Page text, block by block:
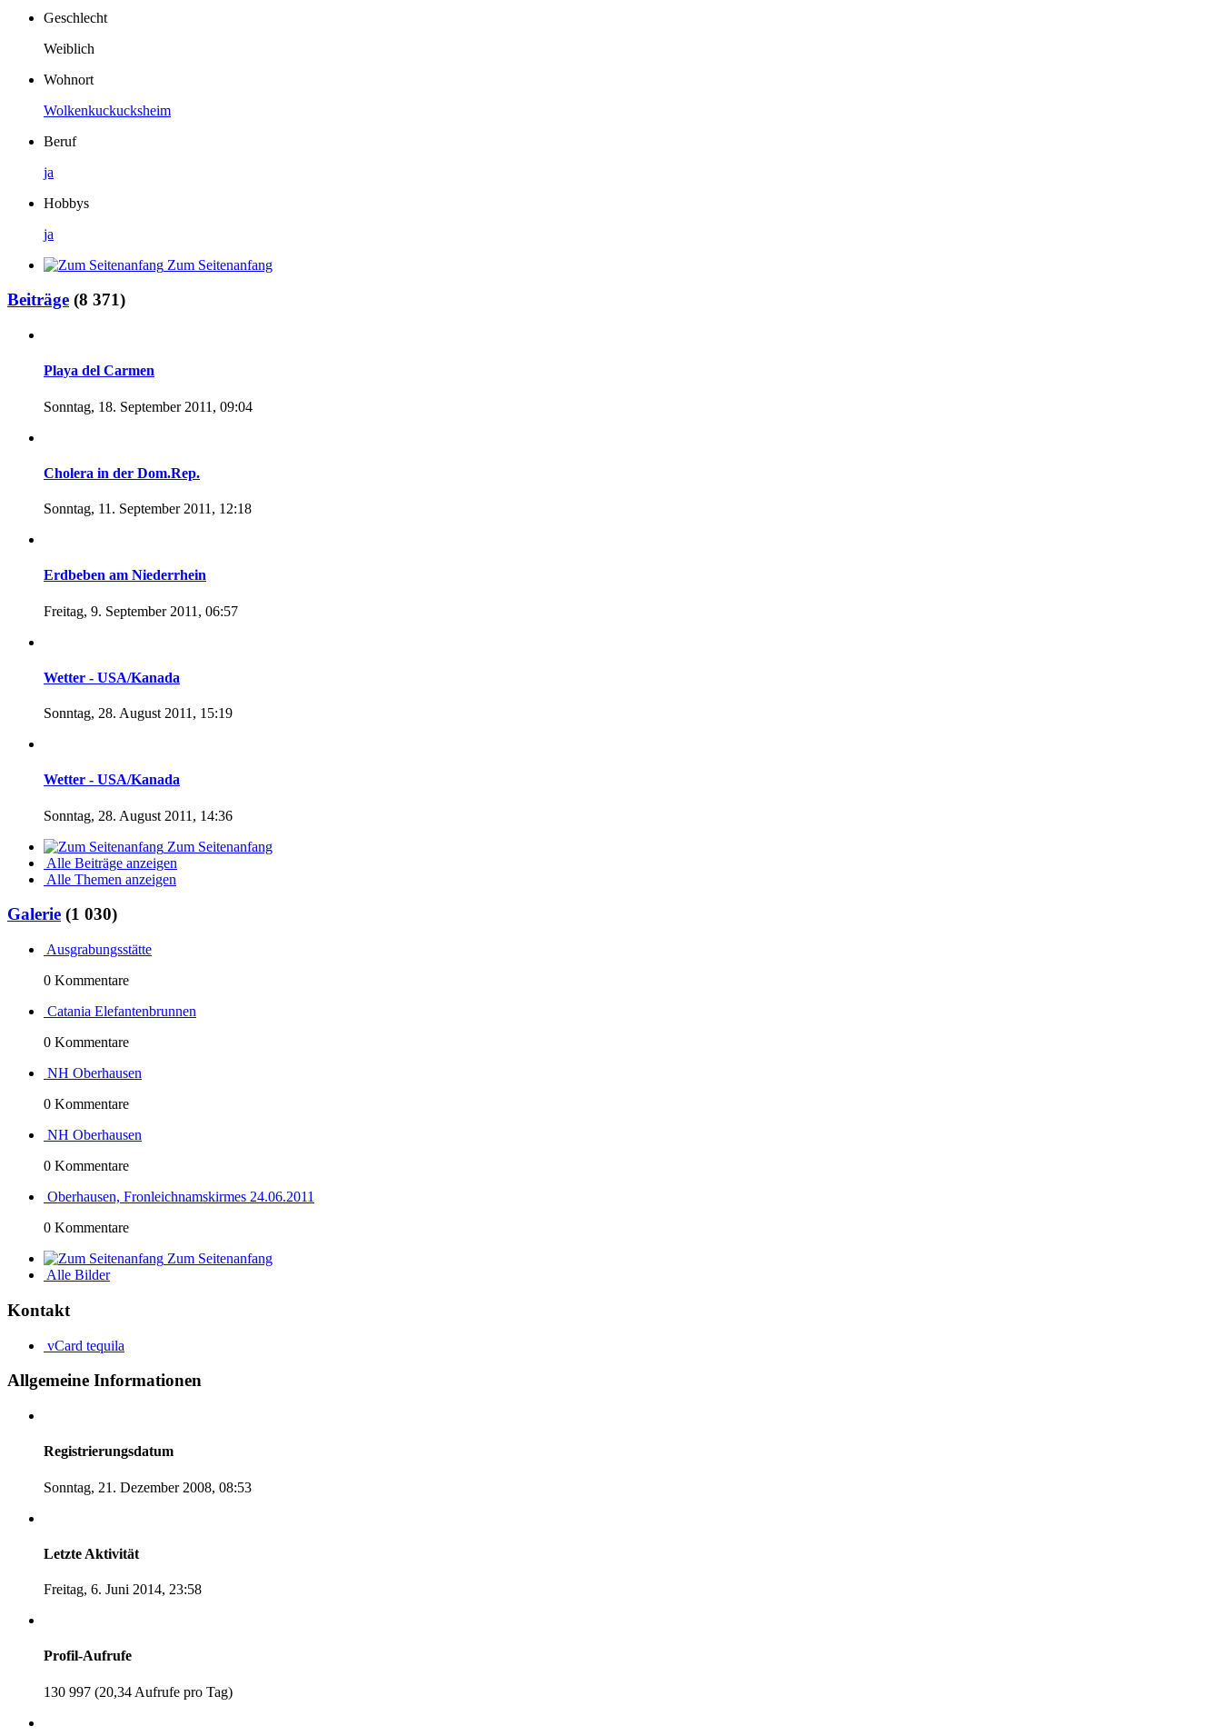
Geschlecht
Weiblich
Wohnort
Wolkenkuckucksheim
Beruf
ja
Hobbys
ja
Zum Seitenanfang
Beiträge (8 371)
Playa del Carmen
Sonntag, 18. September 2011, 09:04
Cholera in der Dom.Rep.
Sonntag, 11. September 2011, 12:18
Erdbeben am Niederrhein
Freitag, 9. September 2011, 06:57
Wetter - USA/Kanada
Sonntag, 28. August 2011, 15:19
Wetter - USA/Kanada
Sonntag, 28. August 2011, 14:36
Zum Seitenanfang
Alle Beiträge anzeigen
Alle Themen anzeigen
Galerie (1 030)
Ausgrabungsstätte
0 Kommentare
Catania Elefantenbrunnen
0 Kommentare
NH Oberhausen
0 Kommentare
NH Oberhausen
0 Kommentare
Oberhausen, Fronleichnamskirmes 24.06.2011
0 Kommentare
Zum Seitenanfang
Alle Bilder
Kontakt
vCard tequila
Allgemeine Informationen
Registrierungsdatum
Sonntag, 21. Dezember 2008, 08:53
Letzte Aktivität
Freitag, 6. Juni 2014, 23:58
Profil-Aufrufe
130 997 (20,34 Aufrufe pro Tag)